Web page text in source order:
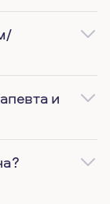
и